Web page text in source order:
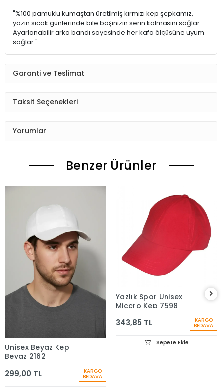
"%100 pamuklu kumaştan üretilmiş kırmızı kep şapkamız,
yazın sıcak günlerinde bile başınızın serin kalmasını sağlar.
Ayarlanabilir arka bandı sayesinde her kafa ölçüsüne uyum
sağlar."
Garanti ve Teslimat
Taksit Seçenekleri
Yorumlar
Benzer Ürünler
Unisex Beyaz Kep
Beyaz 2162
299,00 TL KARGO
BEDAVA
Yazlık Spor Unisex
Miccro Kep 7598
343,85 TL KARGO
BEDAVA
Sepete Ekle